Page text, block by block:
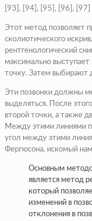
[93], [94], [95], [96], [97]
Этот метод позволяет
сколиотического
рентгенологический
максимально выступает
точку. Затем выбирают
Эти позвонки должны
выделяться. После
второй точки, а также
Между этими линиями
угол между этими
Фергюсона, искомый
Основным
является метод
который
изменений в
отклонения в